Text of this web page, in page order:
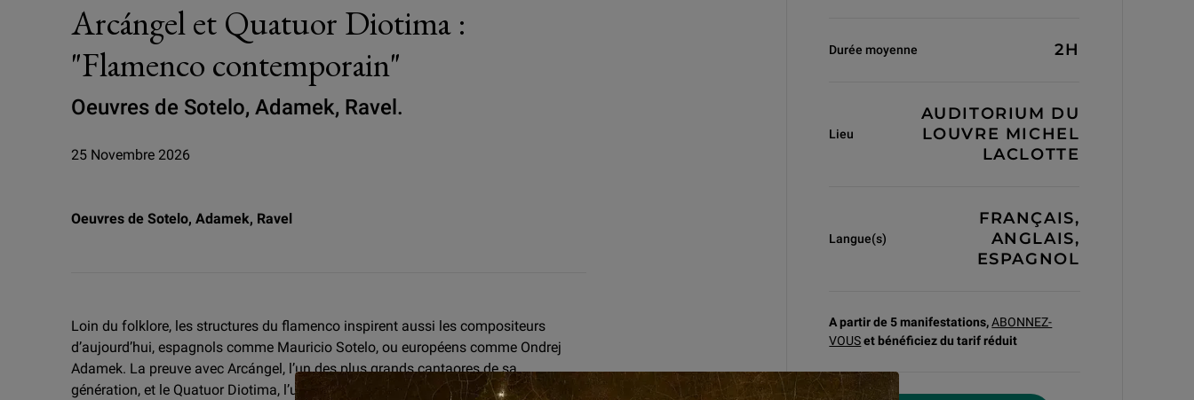
Arcángel et Quatuor Diotima :
"Flamenco contemporain"
Oeuvres de Sotelo, Adamek, Ravel.
25 Novembre 2026
Durée moyenne 2H
Lieu
AUDITORIUM DU
LOUVRE MICHEL
LACLOTTE
Langue(s)
FRANÇAIS,
ANGLAIS,
ESPAGNOL
A partir de 5 manifestations,ABONNEZ-
VOUS et bénéficiez dutarif réduit
Oeuvres de Sotelo, Adamek, Ravel
Loin du folklore, les structures du flamenco inspirent aussi les compositeurs
d’aujourd’hui, espagnols comme Mauricio Sotelo, ou européens comme Ondrej
Adamek. La preuve avec Arcángel, l’un des plus grands cantaores de sa
génération, et le Quatuor Diotima, l’une des formations les plus recherchées pour